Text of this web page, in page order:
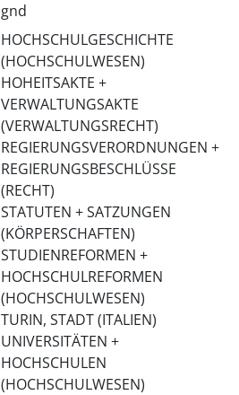
gnd
HOCHSCHULGESCHICHTE
(HOCHSCHULWESEN)
HOHEITSAKTE +
VERWALTUNGSAKTE
(VERWALTUNGSRECHT)
REGIERUNGSVERORDNUNGEN +
REGIERUNGSBESCHLÜSSE
(RECHT)
STATUTEN + SATZUNGEN
(KÖRPERSCHAFTEN)
STUDIENREFORMEN +
HOCHSCHULREFORMEN
(HOCHSCHULWESEN)
TURIN, STADT (ITALIEN)
UNIVERSITÄTEN +
HOCHSCHULEN
(HOCHSCHULWESEN)